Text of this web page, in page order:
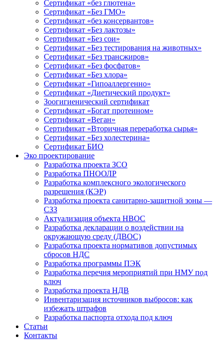
Сертификат «без глютена»
Сертификат «Без ГМО»
Сертификат «без консервантов»
Сертификат «Без лактозы»
Сертификат «Без сои»
Сертификат «Без тестирования на животных»
Сертификат «Без трансжиров»
Сертификат «Без фосфатов»
Сертификат «Без хлора»
Сертификат «Гипоаллергенно»
Сертификат «Диетический продукт»
Зоогигиенический сертификат
Сертификат «Богат протеином»
Сертификат «Веган»
Сертификат «Вторичная переработка сырья»
Сертификат «Без холестерина»
Сертификат БИО
Эко проектирование
Разработка проекта ЗСО
Разработка ПНООЛР
Разработка комплексного экологического
разрешения (КЭР)
Разработка проекта санитарно-защитной зоны —
СЗЗ
Актуализация объекта НВОС
Разработка декларации о воздействии на
окружающую среду (ДВОС)
Разработка проекта нормативов допустимых
сбросов НДС
Разработка программы ПЭК
Разработка перечня мероприятий при НМУ под
ключ
Разработка проекта НДВ
Инвентаризация источников выбросов: как
избежать штрафов
Разработка паспорта отхода под ключ
Статьи
Контакты